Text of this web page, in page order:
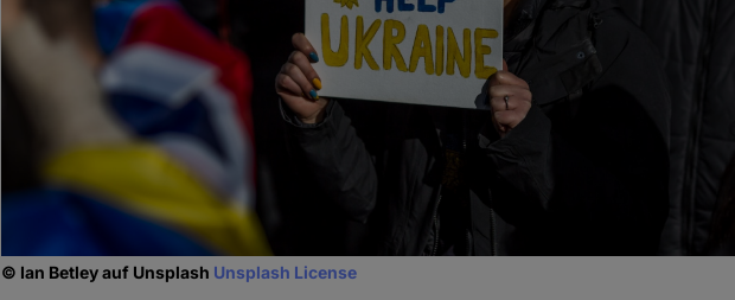
© Ian Betley auf Unsplash Unsplash License